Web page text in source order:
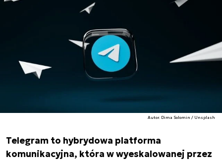
Autor. Dima Solomin / Unsplash
Telegram to hybrydowa platforma
komunikacyjna, która w wyeskalowanej przez